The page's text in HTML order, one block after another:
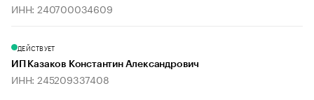
ИНН: 240700034609
ДЕЙСТВУЕТ
ИП Казаков Константин Александрович
ИНН: 245209337408